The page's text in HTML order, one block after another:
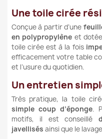
Une toile cirée
Conçue à partir d’une
en polypropylène et
toile cirée est à la fois
efficacement votre table
et l’usure du quotidien.
Un entretien
Très pratique, la toile
simple coup d’éponge.
motifs, il est conseillé
javellisés ainsi que le